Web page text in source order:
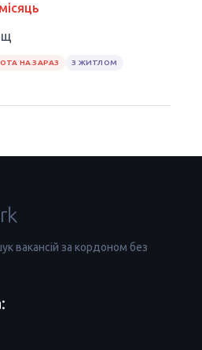
НА ЗАРАЗ
З ЖИТЛОМ
вакансій за кордоном без